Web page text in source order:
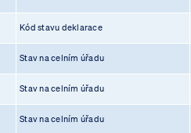
Kód stavu deklarace
Stav na celním úřadu
Stav na celním úřadu
Stav na celním úřadu